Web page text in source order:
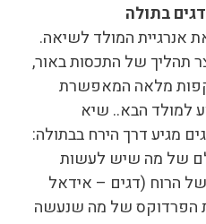
אנרגיית המולד לשיאה.
תהליך של התכסות באור,
מלאה המאפשרת
למולד הבא.. שיא
מגיע דרך הירח בבתולה:
של מה שיש לעשות
הרוח (דגים – אידאל
הפרדוקס של מה שנעשה